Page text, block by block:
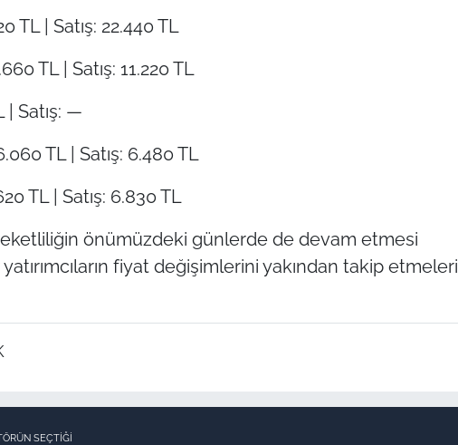
TL | Satış: 22.440 TL
TL | Satış: 11.220 TL
| Satış: —
TL | Satış: 6.480 TL
TL | Satış: 6.830 TL
önümüzdeki günlerde de devam etmesi
fiyat değişimlerini yakından takip etmeleri
SEÇTIĞI